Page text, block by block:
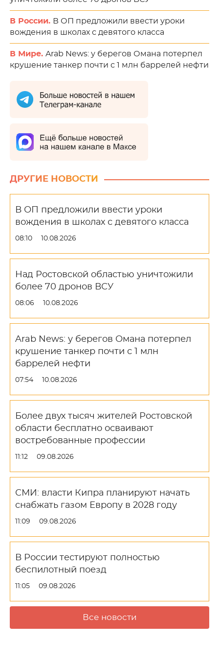
В России. В ОП предложили ввести уроки
вождения в школах с девятого класса
В Мире. Arab News: у берегов Омана потерпел
крушение танкер почти с 1 млн баррелей нефти
ДРУГИЕ НОВОСТИ
В ОП предложили ввести уроки
вождения в школах с девятого класса
08:10 10.08.2026
Над Ростовской областью уничтожили
более 70 дронов ВСУ
08:06 10.08.2026
Arab News: у берегов Омана потерпел
крушение танкер почти с 1 млн
баррелей нефти
07:54 10.08.2026
Более двух тысяч жителей Ростовской
области бесплатно осваивают
востребованные профессии
11:12 09.08.2026
СМИ: власти Кипра планируют начать
снабжать газом Европу в 2028 году
11:09 09.08.2026
В России тестируют полностью
беспилотный поезд
11:05 09.08.2026
Все новости